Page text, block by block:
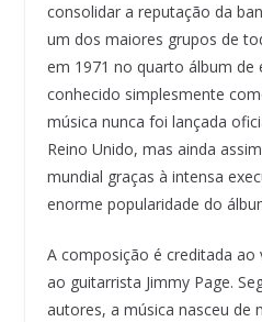
consolidar a reputação da
um dos maiores grupos de
em 1971 no quarto álbum de
conhecido simplesmente
música nunca foi lançada
Reino Unido, mas ainda
mundial graças à intensa
enorme popularidade do
A composição é creditada ao
ao guitarrista Jimmy Page.
autores, a música nasceu de